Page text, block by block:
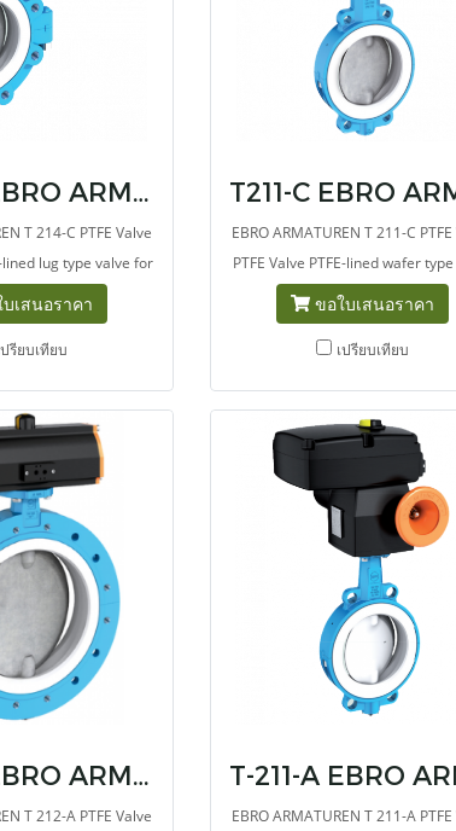
T214-C EBRO ARMATUREN PTFE Valve
T 214-C PTFE Valve
lined lug type valve for
highly corrosive
designed for the
industries.
เสนอราคา
ปรียบเทียบ
EBRO ARMATUREN T 211-C
PTFE Valve PTFE-lined wafer
for toxic and highly corrosive
media.Specially designed for
chemical industries.
ขอใบเสนอราคา
เปรียบเทียบ
T212-A EBRO ARMATUREN PTFE Valve
T 212-A PTFE Valve
EBRO ARMATUREN T 211-A